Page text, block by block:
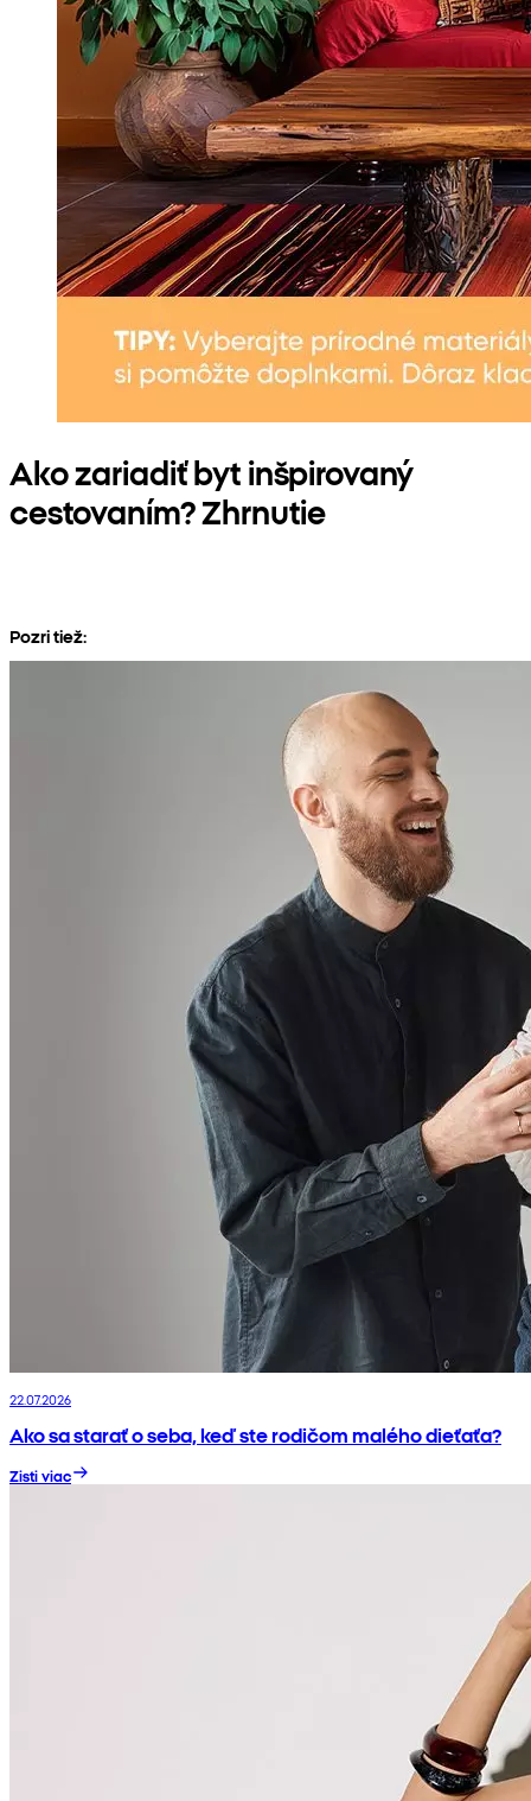
Ako zariadiť byt inšpirovaný
cestovaním? Zhrnutie
Pozri tiež:
22.07.2026
Ako sa starať o seba, keď ste rodičom malého dieťaťa?
Zisti viac